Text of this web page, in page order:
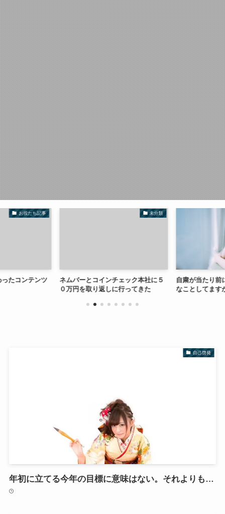
お役たち記事
たコンテンツ
未分類
ネムバーとコインチェック本社に５
０万円を取り返しに行ってきた
自粛が当たり前
なことしてます
自己啓発
年初に立てる今年の目標に意味はない。それよりも…